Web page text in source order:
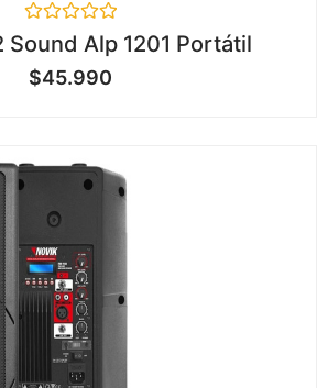
Valorado
en
0
de
Sound Alp 1201 Portátil
$45.990